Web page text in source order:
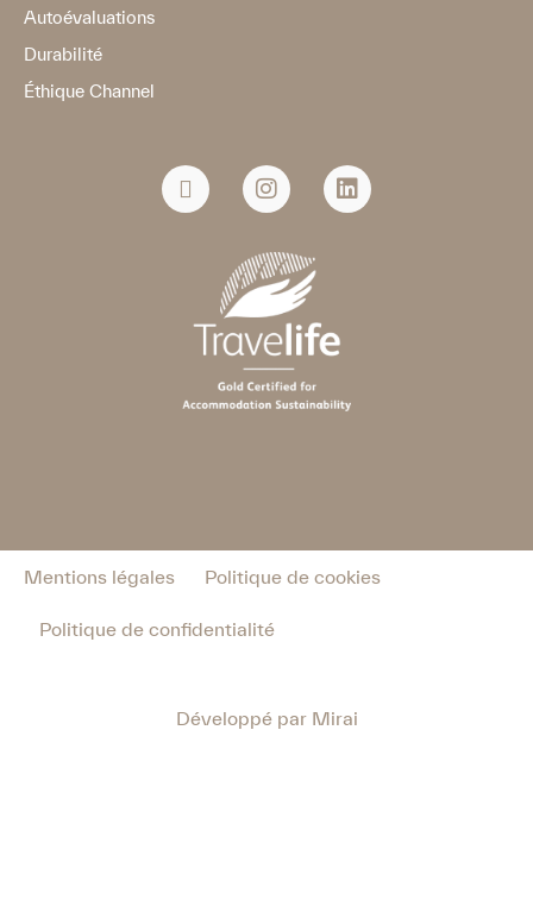
Autoévaluations
Durabilité
Éthique Channel
Mentions légales Politique de cookies
Politique de confidentialité
Développé par Mirai